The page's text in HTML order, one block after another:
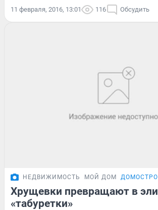
11 февраля, 2016, 13:01 116 Обсудить
НЕДВИЖИМОСТЬ МОЙ ДОМ
Хрущевки превращают в
«табуретки»